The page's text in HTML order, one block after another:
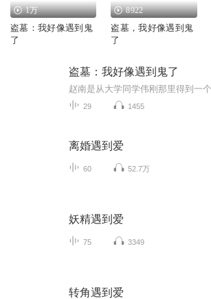
1万
盗墓：我好像遇到鬼
了
8922
盗墓，我好像遇到鬼
了
盗墓：我好像遇到鬼了
29 1455
离婚遇到爱
60 52.7万
妖精遇到爱
75 3349
转角遇到爱